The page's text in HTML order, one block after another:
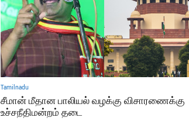
Tamilnadu
சீமான் மீதான பாலியல் வழக்கு விசாரணைக்கு
உச்சநீதிமன்றம் தடை